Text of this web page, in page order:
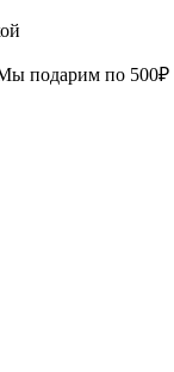
Мы подарим по 500₽